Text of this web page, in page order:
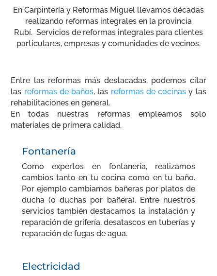
En Carpintería y Reformas Miguel llevamos décadas
realizando reformas integrales en la provincia
Rubí. Servicios de reformas integrales para clientes
particulares, empresas y comunidades de vecinos.
Entre las reformas más destacadas, podemos citar
las reformas de baños, las reformas de cocinas y las
rehabilitaciones en general.
En todas nuestras reformas empleamos solo
materiales de primera calidad.
Fontanería
Como expertos en fontanería, realizamos
cambios tanto en tu cocina como en tu baño.
Por ejemplo cambiamos bañeras por platos de
ducha (o duchas por bañera). Entre nuestros
servicios también destacamos la instalación y
reparación de grifería, desatascos en tuberías y
reparación de fugas de agua.
Electricidad